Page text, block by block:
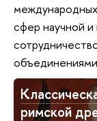
сфер научной и
объединениями
римской